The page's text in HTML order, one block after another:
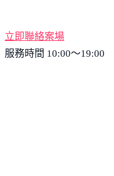
立即聯絡案場
服務時間 10:00～19:00